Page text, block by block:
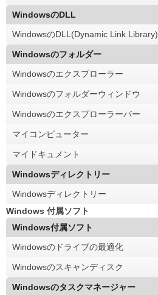
WindowsのDLL
WindowsのDLL(Dynamic Link Library)
Windowsのフォルダー
Windowsのエクスプローラー
Windowsのフォルダーウィンドウ
Windowsのエクスプローラーバー
マイコンピューター
マイドキュメント
Windowsディレクトリー
Windowsディレクトリー
Windows 付属ソフト
Windows付属ソフト
Windowsのドライブの最適化
Windowsのスキャンディスク
Windowsのタスクマネージャー